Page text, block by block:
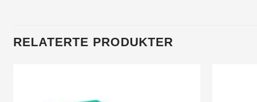
RELATERTE PRODUKTER